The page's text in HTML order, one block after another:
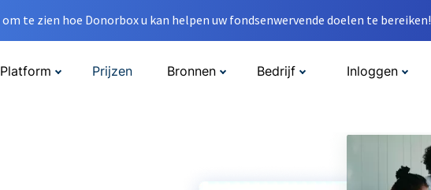
te zien hoe Donorbox u kan helpen uw fondsenwervende doelen te bereiken!
Platform Prijzen Bronnen Bedrijf Inloggen